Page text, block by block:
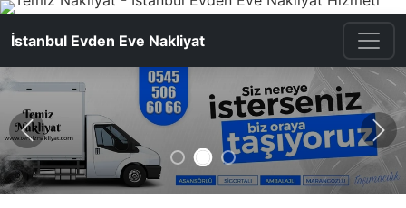
İstanbul Evden Eve Nakliyat
Önceki